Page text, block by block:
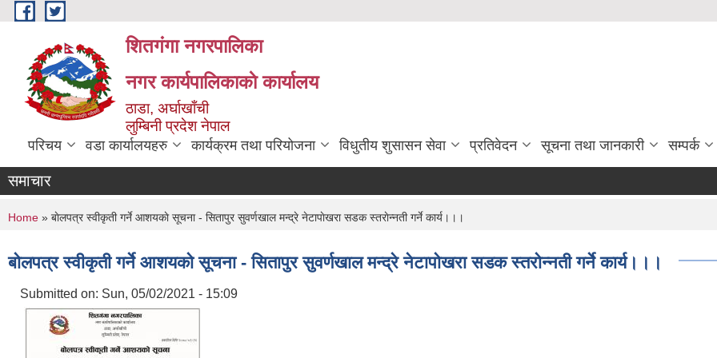
Skip to main content
शितगंगा नगरपालिका
नगर कार्यपालिकाकाे कार्यालय
ठाडा, अर्घाखाँची
लुम्बिनी प्रदेश नेपाल
परिचय वडा कार्यालयहरु कार्यक्रम तथा परियोजना विधुतीय शुसासन सेवा प्रतिवेदन सूचना तथा जानकारी सम्पर्क
समाचार
You are here
Home » बाेलपत्र स्वीकृती गर्ने आशयकाे सूचना - सितापुर सुवर्णखाल मन्द्रे नेटापाेखरा सडक स्तराेन्नती गर्ने कार्य।।।
बाेलपत्र स्वीकृती गर्ने आशयकाे सूचना - सितापुर सुवर्णखाल मन्द्रे नेटापाेखरा सडक स्तराेन्नती गर्ने कार्य।।।
Submitted on: Sun, 05/02/2021 - 15:09